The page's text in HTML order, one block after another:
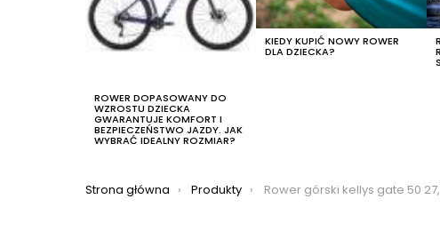
ROWER DOPASOWANY DO
WZROSTU DZIECKA
GWARANTUJE KOMFORT I
BEZPIECZEŃSTWO JAZDY. JAK
WYBRAĆ IDEALNY ROZMIAR?
KIEDY KUPIĆ NOWY ROWER
DLA DZIECKA?
Jesteś tutaj:
Strona główna Produkty Rower górski kellys gate 50